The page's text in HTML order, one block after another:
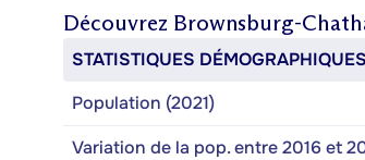
Découvrez Brownsburg-
STATISTIQUES DÉMOGRAPHIQUES
Population (2021)
Variation de la pop. entre 2016 et